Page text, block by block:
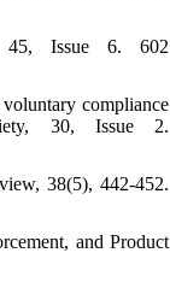
45, Issue 6. 602
compliance
30, Issue 2.
38(5), 442-452.
and Product